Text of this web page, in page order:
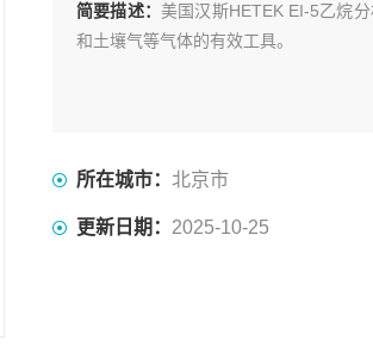
简要描述： 美国汉斯HETEK EI-5乙烷
和土壤气等气体的有效工具。
所在城市： 北京市
更新日期： 2025-10-25